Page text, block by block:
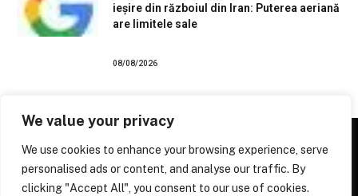
We value your privacy
We use cookies to enhance your browsing experience, serve
personalised ads or content, and analyse our traffic. By
clicking "Accept All", you consent to our use of cookies.
ieșire din războiul din Iran: Puterea aeriană
are limitele sale
08/08/2026
Facebook Pinterest